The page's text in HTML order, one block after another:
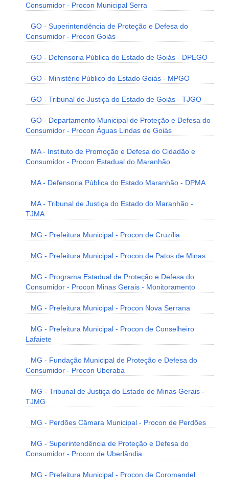
Consumidor - Procon Municipal Serra
GO - Superintendência de Proteção e Defesa do
Consumidor - Procon Goiás
GO - Defensoria Pública do Estado de Goiás - DPEGO
GO - Ministério Público do Estado Goiás - MPGO
GO - Tribunal de Justiça do Estado de Goiás - TJGO
GO - Departamento Municipal de Proteção e Defesa do
Consumidor - Procon Águas Lindas de Goiás
MA - Instituto de Promoção e Defesa do Cidadão e
Consumidor - Procon Estadual do Maranhão
MA - Defensoria Pública do Estado Maranhão - DPMA
MA - Tribunal de Justiça do Estado do Maranhão -
TJMA
MG - Prefeitura Municipal - Procon de Cruzília
MG - Prefeitura Municipal - Procon de Patos de Minas
MG - Programa Estadual de Proteção e Defesa do
Consumidor - Procon Minas Gerais - Monitoramento
MG - Prefeitura Municipal - Procon Nova Serrana
MG - Prefeitura Municipal - Procon de Conselheiro
Lafaiete
MG - Fundação Municipal de Proteção e Defesa do
Consumidor - Procon Uberaba
MG - Tribunal de Justiça do Estado de Minas Gerais -
TJMG
MG - Perdões Câmara Municipal - Procon de Perdões
MG - Superintendência de Proteção e Defesa do
Consumidor - Procon de Uberlândia
MG - Prefeitura Municipal - Procon de Coromandel